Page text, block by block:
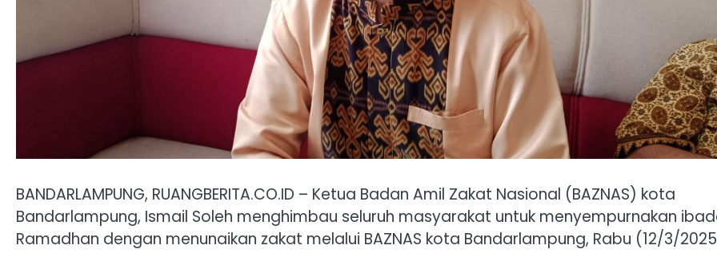
BANDARLAMPUNG, RUANGBERITA.CO.ID – Ketua Badan Amil Zakat Nasional (BAZNAS) kota
Bandarlampung, Ismail Soleh menghimbau seluruh masyarakat untuk menyempurnakan
Ramadhan dengan menunaikan zakat melalui BAZNAS kota Bandarlampung, Rabu (12/3/